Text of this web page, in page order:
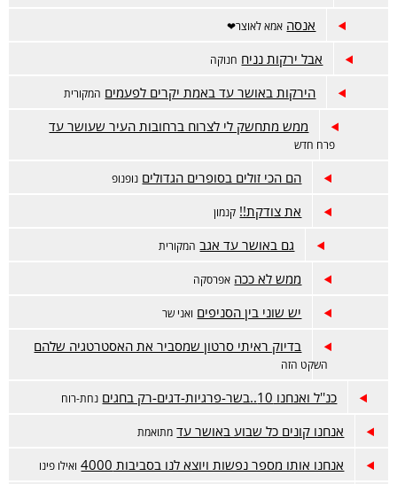
אנסה אמא לאוצר❤
אבל ירקות נניח חנוקה
הירקות באושר עד באמת יקרים לפעמים המקורית
ממש מתחשק לי לצרוח ברחובות העיר שעושר עד
פרח חדש
הם הכי זולים בסופרים הגדולים נופנופ
את צודקת!! קנמון
גם באושר עד אגב המקורית
ממש לא ככה אפרסקה
יש שוני בין הסניפים ואני שר
בדיוק ראיתי סרטון שמסביר את האסטרטגיה שלהם
השקט הזה
כנ''ל ואנחנו 10..בשר-פרגיות-דגים-רק בחגים נחת-רוח
אנחנו קונים כל שבוע באושר עד מתואמת
אנחנו אותו מספר נפשות ויוצא לנו בסביבות 4000 ואילו פינו